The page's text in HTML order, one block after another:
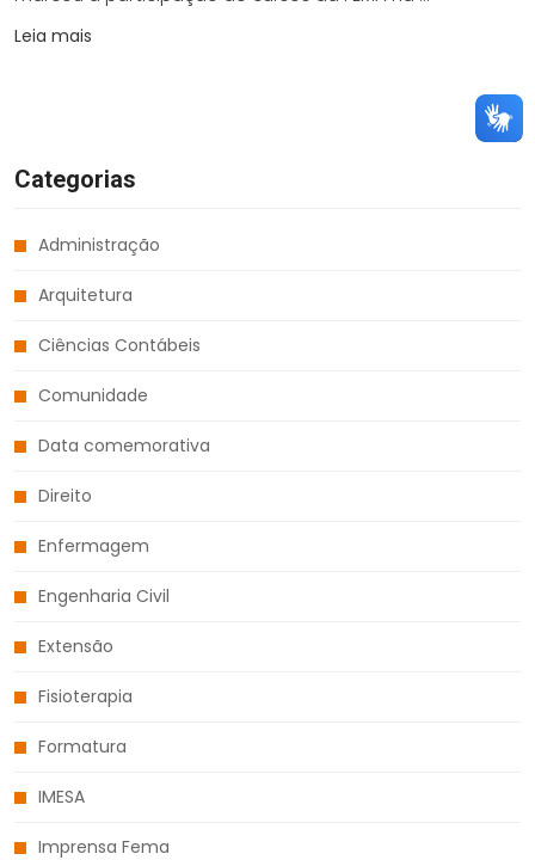
Leia mais
Categorias
Administração
Arquitetura
Ciências Contábeis
Comunidade
Data comemorativa
Direito
Enfermagem
Engenharia Civil
Extensão
Fisioterapia
Formatura
IMESA
Imprensa Fema